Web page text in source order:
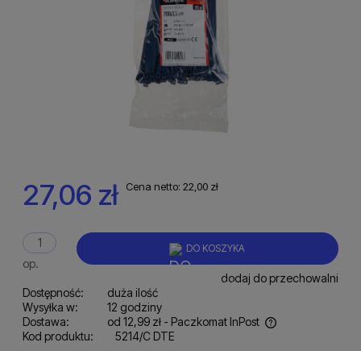
27,06 zł Cena netto: 22,00 zł
op.
DO KOSZYKA
dodaj do przechowalni
Dostępność:
duża ilość
Wysyłka w:
12 godziny
Dostawa:
od 12,99 zł - Paczkomat InPost
Cena nie zawiera ewentualnych kosztów płatności
Kod produktu: 5214/C DTE